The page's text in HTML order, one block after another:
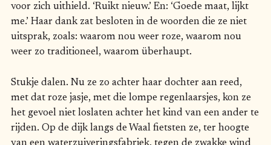
voor zich uithield. ‘Ruikt nieuw.’ En: ‘Goede maat, lijkt
me.’ Haar dank zat besloten in de woorden die ze niet
uitsprak, zoals: waarom nou weer roze, waarom nou
weer zo traditioneel, waarom überhaupt.
Stukje dalen. Nu ze zo achter haar dochter aan reed,
met dat roze jasje, met die lompe regenlaarsjes, kon ze
het gevoel niet loslaten achter het kind van een ander te
rijden. Op de dijk langs de Waal fietsten ze, ter hoogte
van een waterzuiveringsfabriek, tegen de zwakke wind